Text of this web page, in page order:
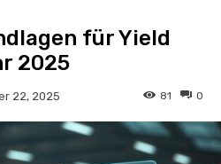
für Yield
2025
22, 2025 0
81